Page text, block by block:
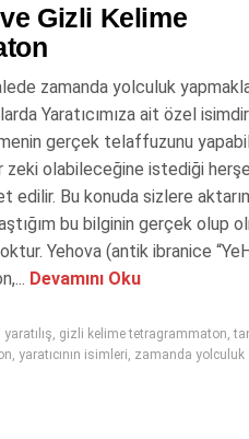
Gizli Kelime
zamanda yolculuk
Yaratıcımıza ait özel
gerçek telaffuzunu
zeki olabileceğine istediği
edilir. Bu konuda sizlere
bu bilginin gerçek olup
Yehova (antik ibranice
Devamını Oku
, gizli kelime tetragrammaton,
, yaratıcının isimleri, zamanda yolculuk